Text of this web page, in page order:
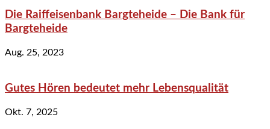
Die Raiffeisenbank Bargteheide – Die Bank für
Bargteheide
Aug. 25, 2023
Gutes Hören bedeutet mehr Lebensqualität
Okt. 7, 2025